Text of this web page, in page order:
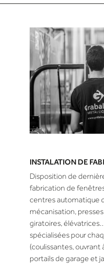
INSTALATION DE
Disposition de
fabrication de
centres automatique
mécanisation,
giratoires,
spécialisées pour
(coulissantes, ouvrant
portails de garage et